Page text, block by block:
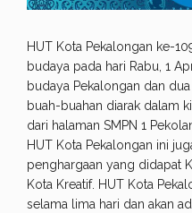
HUT Kota Pekalongan ke-
budaya pada hari Rabu, 1
budaya Pekalongan dan
buah-buahan diarak dalam
dari halaman SMPN 1
HUT Kota Pekalongan ini
penghargaan yang didapat
Kota Kreatif. HUT Kota
selama lima hari dan akan